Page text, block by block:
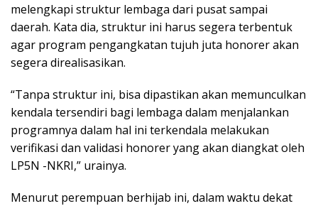
melengkapi struktur lembaga dari pusat sampai
daerah. Kata dia, struktur ini harus segera terbentuk
agar program pengangkatan tujuh juta honorer akan
segera direalisasikan.
“Tanpa struktur ini, bisa dipastikan akan memunculkan
kendala tersendiri bagi lembaga dalam menjalankan
programnya dalam hal ini terkendala melakukan
verifikasi dan validasi honorer yang akan diangkat oleh
LP5N -NKRI,” urainya.
Menurut perempuan berhijab ini, dalam waktu dekat